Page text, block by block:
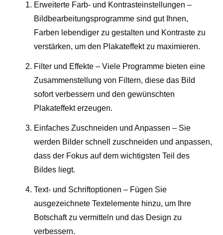
Erweiterte Farb- und Kontrasteinstellungen –
Bildbearbeitungsprogramme sind gut Ihnen,
Farben lebendiger zu gestalten und Kontraste zu
verstärken, um den Plakateffekt zu maximieren.
Filter und Effekte – Viele Programme bieten eine
Zusammenstellung von Filtern, diese das Bild
sofort verbessern und den gewünschten
Plakateffekt erzeugen.
Einfaches Zuschneiden und Anpassen – Sie
werden Bilder schnell zuschneiden und anpassen,
dass der Fokus auf dem wichtigsten Teil des
Bildes liegt.
Text- und Schriftoptionen – Fügen Sie
ausgezeichnete Textelemente hinzu, um Ihre
Botschaft zu vermitteln und das Design zu
verbessern.